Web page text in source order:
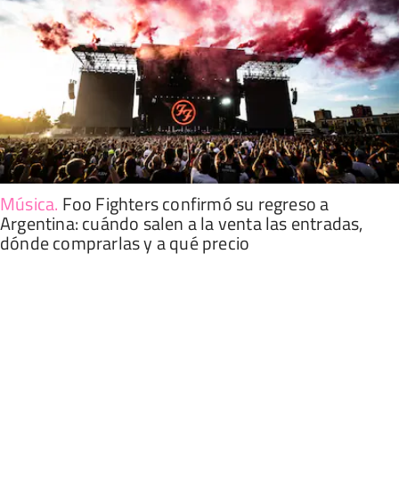
Música. Foo Fighters confirmó su regreso a
Argentina: cuándo salen a la venta las entradas,
dónde comprarlas y a qué precio